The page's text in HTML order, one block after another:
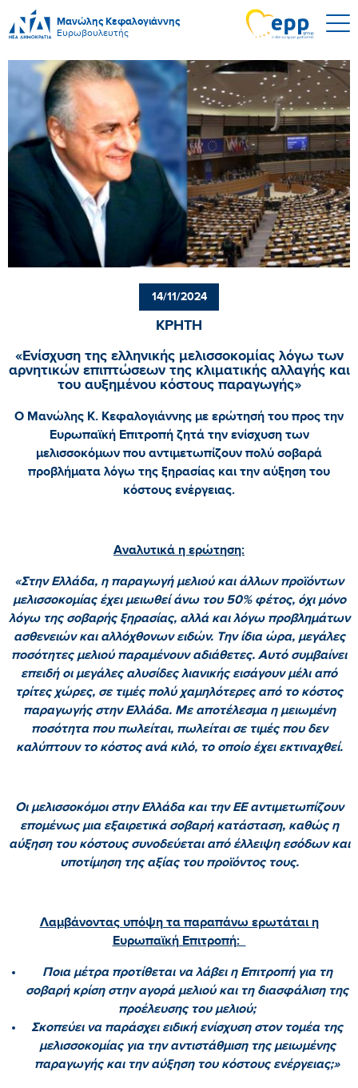
Μανώλης Κεφαλογιάννης
Ευρωβουλευτής
14/11/2024
ΚΡΗΤΗ
«Ενίσχυση της ελληνικής μελισσοκομίας λόγω των
αρνητικών επιπτώσεων της κλιματικής αλλαγής και
του αυξημένου κόστους παραγωγής»
Ο Μανώλης Κ. Κεφαλογιάννης με ερώτησή του προς την
Ευρωπαϊκή Επιτροπή ζητά την ενίσχυση των
μελισσοκόμων που αντιμετωπίζουν πολύ σοβαρά
προβλήματα λόγω της ξηρασίας και την αύξηση του
κόστους ενέργειας.
Αναλυτικά η ερώτηση:
«Στην Ελλάδα, η παραγωγή μελιού και άλλων προϊόντων
μελισσοκομίας έχει μειωθεί άνω του 50% φέτος, όχι μόνο
λόγω της σοβαρής ξηρασίας, αλλά και λόγω προβλημάτων
ασθενειών και αλλόχθονων ειδών. Την ίδια ώρα, μεγάλες
ποσότητες μελιού παραμένουν αδιάθετες. Αυτό συμβαίνει
επειδή οι μεγάλες αλυσίδες λιανικής εισάγουν μέλι από
τρίτες χώρες, σε τιμές πολύ χαμηλότερες από το κόστος
παραγωγής στην Ελλάδα. Με αποτέλεσμα η μειωμένη
ποσότητα που πωλείται, πωλείται σε τιμές που δεν
καλύπτουν το κόστος ανά κιλό, το οποίο έχει εκτιναχθεί.
Οι μελισσοκόμοι στην Ελλάδα και την ΕΕ αντιμετωπίζουν
επομένως μια εξαιρετικά σοβαρή κατάσταση, καθώς η
αύξηση του κόστους συνοδεύεται από έλλειψη εσόδων και
υποτίμηση της αξίας του προϊόντος τους.
Λαμβάνοντας υπόψη τα παραπάνω ερωτάται η
Ευρωπαϊκή Επιτροπή:
Ποια μέτρα προτίθεται να λάβει η Επιτροπή για τη
σοβαρή κρίση στην αγορά μελιού και τη διασφάλιση της
προέλευσης του μελιού;
Σκοπεύει να παράσχει ειδική ενίσχυση στον τομέα της
μελισσοκομίας για την αντιστάθμιση της μειωμένης
παραγωγής και την αύξηση του κόστους ενέργειας;»